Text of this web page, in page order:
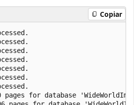
Copiar
pages for database